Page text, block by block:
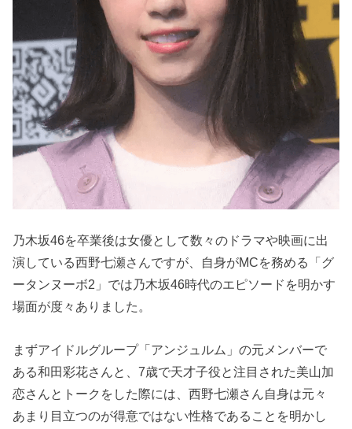
乃木坂46を卒業後は女優として数々のドラマや映画に出
演している西野七瀬さんですが、自身がMCを務める「グ
ータンヌーボ2」では乃木坂46時代のエピソードを明かす
場面が度々ありました。
まずアイドルグループ「アンジュルム」の元メンバーで
ある和田彩花さんと、7歳で天才子役と注目された美山加
恋さんとトークをした際には、西野七瀬さん自身は元々
あまり目立つのが得意ではない性格であることを明かし